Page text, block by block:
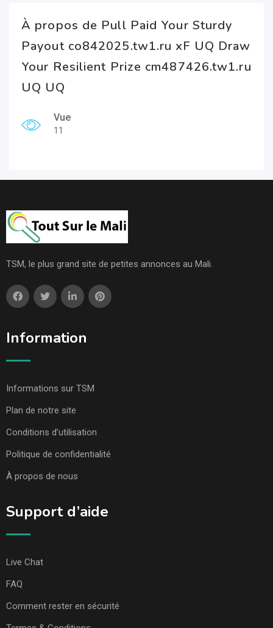
À propos de Pull Paid Your Sturdy
Payout co842025.tw1.ru xF UQ Draw
Your Resilient Prize cm487426.tw1.ru
UQ UQ
Vue
11
TSM, le plus grand site de petites annonces au Mali.
Information
Informations sur TSM
Plan de notre site
Conditions d’utilisation
Politique de confidentialité
À propos de nous
Support d’aide
Live Chat
FAQ
Comment rester en sécurité